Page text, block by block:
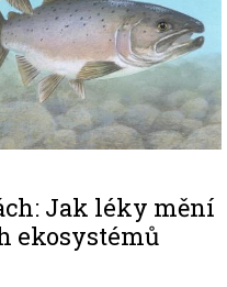
Jak léky mění
ekosystémů